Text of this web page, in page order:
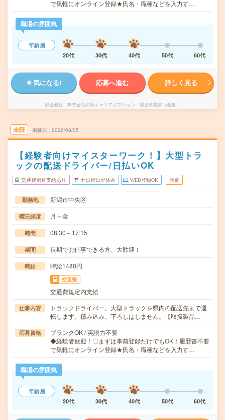
で気軽にオンライン登録★氏名・職種などを入力す…
職場の雰囲気
年齢層
20代
30代 40代 50代 60代
気になる! 応募へ進む 詳しく見る
派遣会社 株式会社綜合キャリアオプション 製造事業部（全国）
未読 掲載日 2026/08/05
【経験者向けマイスターワーク！】大型トラ
ックの配送ドライバー/日払いOK
交通費別途支給あり 土日祝日が休み WEB登録OK 派遣
勤務地 新潟市中央区
曜日頻度 月～金
時間 08:30～17:15
期間 長期でお仕事できる方、大歓迎！
時給 時給1480円
交通費
交通費規定内支給
仕事内容
トラックドライバー。大型トラックを県内の配送先まで運
転します。積み込み、下ろしはしません。【取扱製品…
応募資格
ブランクOK / 英語力不要
◆経験者歓迎！〇まずは事前登録だけでもOK！履歴書不要
で気軽にオンライン登録★氏名・職種などを入力す…
職場の雰囲気
年齢層
20代
30代 40代 50代 60代